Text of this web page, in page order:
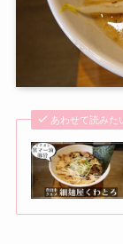
あわせて読みた